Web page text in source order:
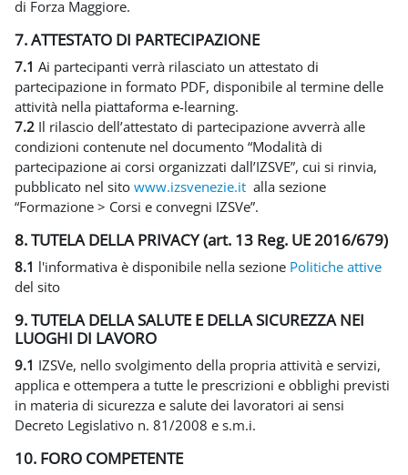
di Forza Maggiore.
7. ATTESTATO DI PARTECIPAZIONE
7.1 Ai partecipanti verrà rilasciato un attestato di
partecipazione in formato PDF, disponibile al termine delle
attività nella piattaforma e-learning.
7.2 Il rilascio dell’attestato di partecipazione avverrà alle
condizioni contenute nel documento “Modalità di
partecipazione ai corsi organizzati dall’IZSVE”, cui si rinvia,
pubblicato nel sito www.izsvenezie.it alla sezione
“Formazione > Corsi e convegni IZSVe”.
8. TUTELA DELLA PRIVACY (art. 13 Reg. UE 2016/679)
8.1 l'informativa è disponibile nella sezione Politiche attive
del sito
9. TUTELA DELLA SALUTE E DELLA SICUREZZA NEI
LUOGHI DI LAVORO
9.1 IZSVe, nello svolgimento della propria attività e servizi,
applica e ottempera a tutte le prescrizioni e obblighi previsti
in materia di sicurezza e salute dei lavoratori ai sensi
Decreto Legislativo n. 81/2008 e s.m.i.
10. FORO COMPETENTE